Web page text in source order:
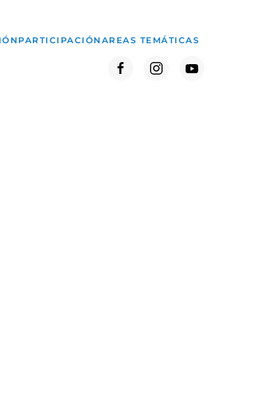
PARTICIPACIÓN AREAS TEMÁTICAS